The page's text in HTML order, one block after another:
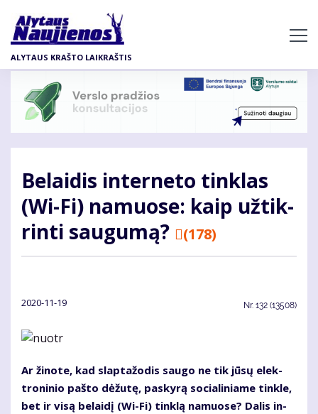
pagrindinį
turinį
ALYTAUS KRAŠTO LAIKRAŠTIS
Be­lai­dis in­ter­ne­to tin­klas
(Wi-Fi) na­muo­se: kaip už­tik­
rin­ti sau­gu­mą?
(178)
2020-11-19 Nr. 132 (13508)
Ar ži­no­te, kad slap­ta­žo­dis sau­go ne tik jū­sų elek­
tro­ni­nio pa­što dė­žu­tę, pa­sky­rą so­cia­li­nia­me tin­kle,
bet ir vi­są be­lai­dį (Wi-Fi) tin­klą na­muo­se? Da­lis in­